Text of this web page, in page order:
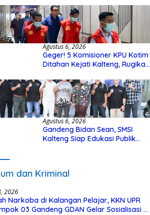
Hibah Rp40 Miliar
Agustus 6, 2026
Geger! 5 Komisioner KPU Kotim
Ditahan Kejati Kalteng, Rugikan
Hibah Rp40 Miliar
Agustus 6, 2026
Gandeng Bidan Sean, SMSI
Kalteng Siap Edukasi Publik
dan Kriminal
2026
Narkoba di Kalangan Pelajar, KKN UPR
03 Gandeng GDAN Gelar Sosialisasi di